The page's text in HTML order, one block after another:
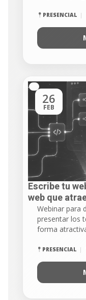
PRESENCIAL
26
FEB
Escribe tu
web que
Webinar para
presentar los
forma
PRESENCIAL